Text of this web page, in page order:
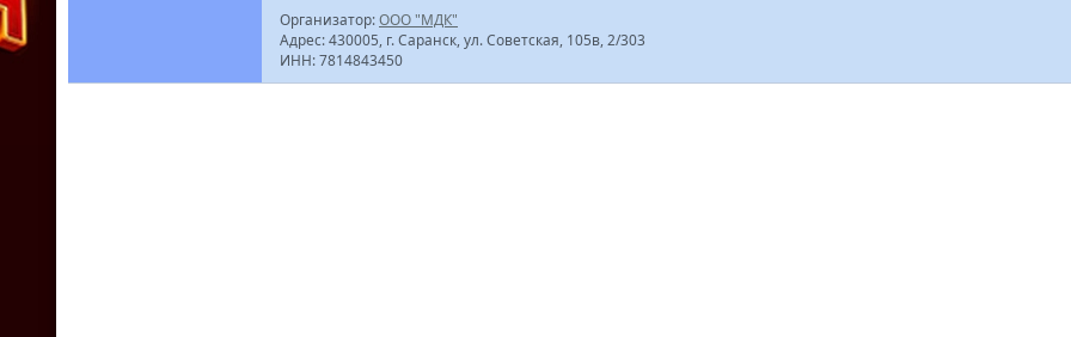
Организатор:ООО "МДК"
Адрес: 430005, г. Саранск, ул. Советская, 105в, 2/303
ИНН: 7814843450